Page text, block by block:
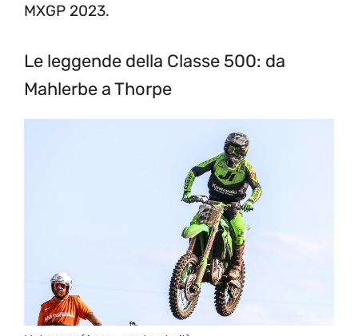
MXGP 2023.
Le leggende della Classe 500: da
Mahlerbe a Thorpe